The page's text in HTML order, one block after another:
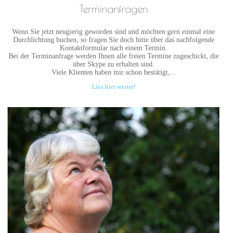
Terminanfragen
Wenn Sie jetzt neugierig geworden sind und möchten gern einmal eine
Durchlichtung buchen, so fragen Sie doch bitte über das nachfolgende
Kontaktformular nach einem Termin.
Bei der Terminanfrage werden Ihnen alle freien Termine zugeschickt, die
über Skype zu erhalten sind.
Viele Klienten haben mir schon bestätigt,...
Lies hier weiter!